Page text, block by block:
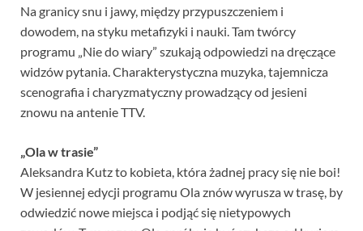
Na granicy snu i jawy, między przypuszczeniem i
dowodem, na styku metafizyki i nauki. Tam twórcy
programu „Nie do wiary” szukają odpowiedzi na dręczące
widzów pytania. Charakterystyczna muzyka, tajemnicza
scenografia i charyzmatyczny prowadzący od jesieni
znowu na antenie TTV.
„Ola w trasie”
Aleksandra Kutz to kobieta, która żadnej pracy się nie boi!
W jesiennej edycji programu Ola znów wyrusza w trasę, by
odwiedzić nowe miejsca i podjąć się nietypowych